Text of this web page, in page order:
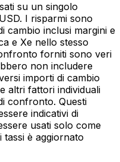
su un singolo
I risparmi sono
cambio inclusi margini e
e Xe nello stesso
forniti sono veri
non includere
importi di cambio
altri fattori individuali
confronto. Questi
indicativi di
usati solo come
è aggiornato